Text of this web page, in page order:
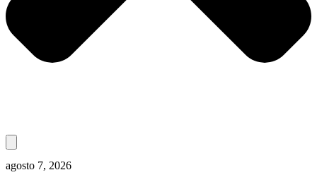
agosto 7, 2026